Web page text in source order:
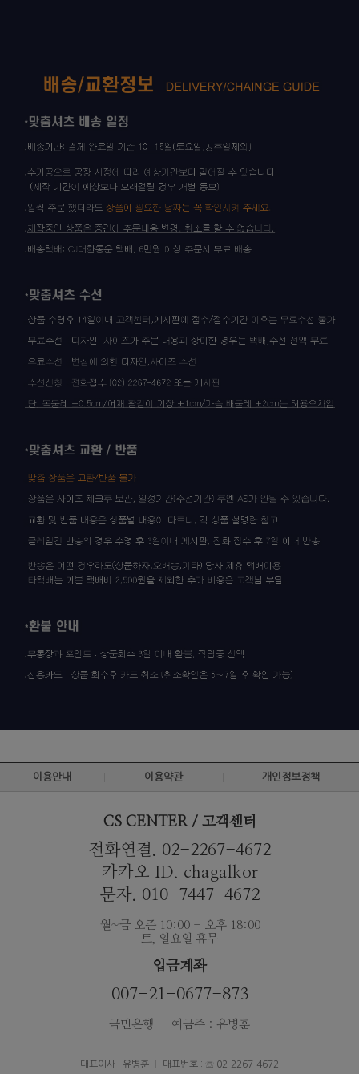
이용안내 이용약관 개인정보정책
CS CENTER / 고객센터
전화연결. 02-2267-4672
카카오 ID. chagalkor
문자. 010-7447-4672
월~금 오즌 10:00 - 오후 18:00
토, 일요일 휴무
입금계좌
007-21-0677-873
국민은행 ｜ 예금주 : 유병훈
대표이사 : 유병훈 대표번호 : ☏ 02-2267-4672